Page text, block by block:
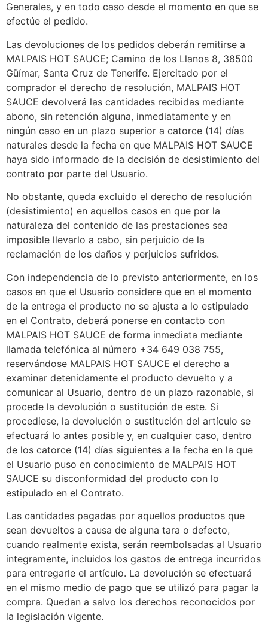
Generales, y en todo caso desde el momento en que se
efectúe el pedido.
Las devoluciones de los pedidos deberán remitirse a
MALPAIS HOT SAUCE; Camino de los Llanos 8, 38500
Güímar, Santa Cruz de Tenerife. Ejercitado por el
comprador el derecho de resolución, MALPAIS HOT
SAUCE devolverá las cantidades recibidas mediante
abono, sin retención alguna, inmediatamente y en
ningún caso en un plazo superior a catorce (14) días
naturales desde la fecha en que MALPAIS HOT SAUCE
haya sido informado de la decisión de desistimiento del
contrato por parte del Usuario.
No obstante, queda excluido el derecho de resolución
(desistimiento) en aquellos casos en que por la
naturaleza del contenido de las prestaciones sea
imposible llevarlo a cabo, sin perjuicio de la
reclamación de los daños y perjuicios sufridos.
Con independencia de lo previsto anteriormente, en los
casos en que el Usuario considere que en el momento
de la entrega el producto no se ajusta a lo estipulado
en el Contrato, deberá ponerse en contacto con
MALPAIS HOT SAUCE de forma inmediata mediante
llamada telefónica al número +34 649 038 755,
reservándose MALPAIS HOT SAUCE el derecho a
examinar detenidamente el producto devuelto y a
comunicar al Usuario, dentro de un plazo razonable, si
procede la devolución o sustitución de este. Si
procediese, la devolución o sustitución del artículo se
efectuará lo antes posible y, en cualquier caso, dentro
de los catorce (14) días siguientes a la fecha en la que
el Usuario puso en conocimiento de MALPAIS HOT
SAUCE su disconformidad del producto con lo
estipulado en el Contrato.
Las cantidades pagadas por aquellos productos que
sean devueltos a causa de alguna tara o defecto,
cuando realmente exista, serán reembolsadas al Usuario
íntegramente, incluidos los gastos de entrega incurridos
para entregarle el artículo. La devolución se efectuará
en el mismo medio de pago que se utilizó para pagar la
compra. Quedan a salvo los derechos reconocidos por
la legislación vigente.